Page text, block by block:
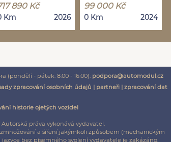
890 Kč
Km 2026
99 000 Kč
0 Km 2024
(pondělí - pátek: 8:00 - 16:00): podpora@automodul.cz
zpracování osobních údajů | partneři| zpracování dat
historie ojetých vozidel
Autorská práva vykonává vydavatel.
a šíření jakýmkoli způsobem (mechanickým
bez písemného svolení vydavatele je zakázáno.